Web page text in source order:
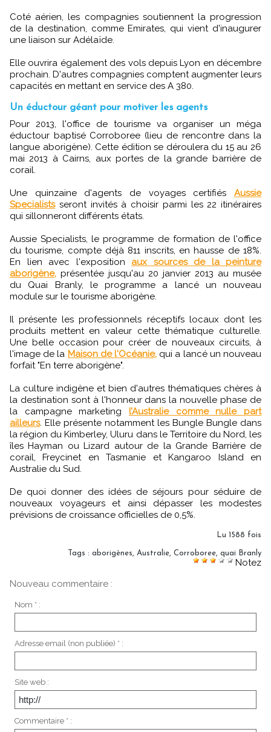
Coté aérien, les compagnies soutiennent la progression
de la destination, comme Emirates, qui vient d'inaugurer
une liaison sur Adélaïde.
Elle ouvrira également des vols depuis Lyon en décembre
prochain. D'autres compagnies comptent augmenter leurs
capacités en mettant en service des A 380.
Un éductour géant pour motiver les agents
Pour 2013, l'office de tourisme va organiser un méga
éductour baptisé Corroboree (lieu de rencontre dans la
langue aborigène). Cette édition se déroulera du 15 au 26
mai 2013 à Cairns, aux portes de la grande barrière de
corail.
Une quinzaine d'agents de voyages certifiés Aussie
Specialistsseront invités à choisir parmi les 22 itinéraires
qui sillonneront différents états.
Aussie Specialists, le programme de formation de l'office
du tourisme, compte déjà 811 inscrits, en hausse de 18%.
En lien avec l'exposition aux sources de la peinture
aborigène, présentée jusqu'au 20 janvier 2013 au musée
du Quai Branly, le programme a lancé un nouveau
module sur le tourisme aborigène.
Il présente les professionnels réceptifs locaux dont les
produits mettent en valeur cette thématique culturelle.
Une belle occasion pour créer de nouveaux circuits, à
l'image de la Maison de l'Océanie, qui a lancé un nouveau
forfait "En terre aborigène".
La culture indigène et bien d'autres thématiques chères à
la destination sont à l'honneur dans la nouvelle phase de
la campagne marketing l’Australie comme nulle part
ailleurs. Elle présente notamment les Bungle Bungle dans
la région du Kimberley, Uluru dans le Territoire du Nord, les
îles Hayman ou Lizard autour de la Grande Barrière de
corail, Freycinet en Tasmanie et Kangaroo Island en
Australie du Sud.
De quoi donner des idées de séjours pour séduire de
nouveaux voyageurs et ainsi dépasser les modestes
prévisions de croissance officielles de 0,5%.
Lu 1588 fois
Tags : aborigènes Australie Corroboree quai Branly
Notez
Nouveau commentaire :
Nom * :
Adresse email (non publiée) * :
Site web :
Commentaire * :